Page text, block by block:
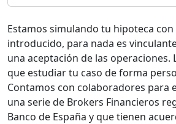
Estamos simulando tu hipoteca
introducido, para nada es
una aceptación de las operaciones.
que estudiar tu caso de forma
Contamos con colaboradores para
una serie de Brokers Financieros
Banco de España y que tienen